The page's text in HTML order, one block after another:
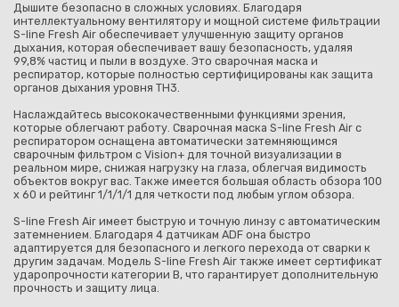
Дышите безопасно в сложных условиях. Благодаря
интеллектуальному вентилятору и мощной системе фильтрации
S-line Fresh Air обеспечивает улучшенную защиту органов
дыхания, которая обеспечивает вашу безопасность, удаляя
99,8% частиц и пыли в воздухе. Это сварочная маска и
респиратор, которые полностью сертифицированы как защита
органов дыхания уровня TH3.
Наслаждайтесь высококачественными функциями зрения,
которые облегчают работу. Сварочная маска S-line Fresh Air с
респиратором оснащена автоматически затемняющимся
сварочным фильтром с Vision+ для точной визуализации в
реальном мире, снижая нагрузку на глаза, облегчая видимость
объектов вокруг вас. Также имеется большая область обзора 100
x 60 и рейтинг 1/1/1/1 для четкости под любым углом обзора.
S-line Fresh Air имеет быструю и точную линзу с автоматическим
затемнением. Благодаря 4 датчикам ADF она быстро
адаптируется для безопасного и легкого перехода от сварки к
другим задачам. Модель S-line Fresh Air также имеет сертификат
ударопрочности категории B, что гарантирует дополнительную
прочность и защиту лица.